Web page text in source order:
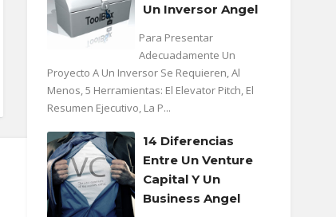
Un Inversor Angel
Para Presentar
Adecuadamente Un
Proyecto A Un Inversor Se Requieren, Al
Menos, 5 Herramientas: El Elevator Pitch, El
Resumen Ejecutivo, La P...
14 Diferencias
Entre Un Venture
Capital Y Un
Business Angel